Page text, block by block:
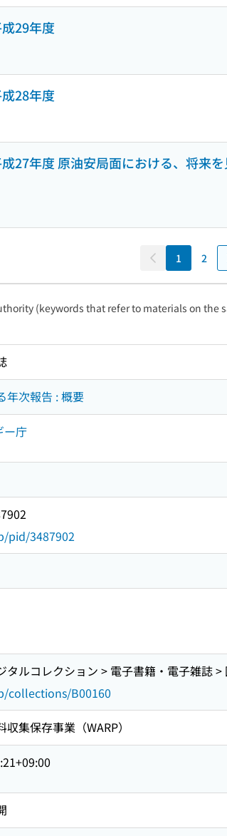
29年度
28年度
27年度 原油安局面における、将来
1 2
(keywords that refer to materials on the
年次報告 : 概要
ー庁
pid/3487902
タルコレクション > 電子書籍・電子雑誌
collections/B00160
集保存事業（WARP）